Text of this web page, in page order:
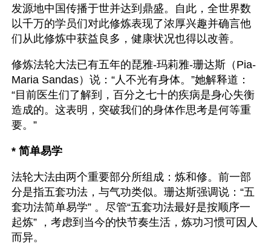
发源地中国传播于世并达到鼎盛。自此，全世界数
以千万的学员们对此修炼表现了浓厚兴趣并确言他
们从此修炼中获益良多，健康状况也得以改善。
修炼法轮大法已有五年的琵雅-玛莉雅-珊达斯（Pia-
Maria Sandas）说：“人不光有身体。”她解释道：
“目前医生们了解到，百分之七十的疾病是身心失衡
造成的。这表明，突破我们的身体作思考是何等重
要。”
* 简单易学
法轮大法由两个重要部分所组成：炼和修。前一部
分是指五套功法，与气功类似。珊达斯强调说：“五
套功法简单易学” 。尽管“五套功法最好是按顺序一
起炼” ，考虑到当今的快节奏生活，炼功习惯可因人
而异。